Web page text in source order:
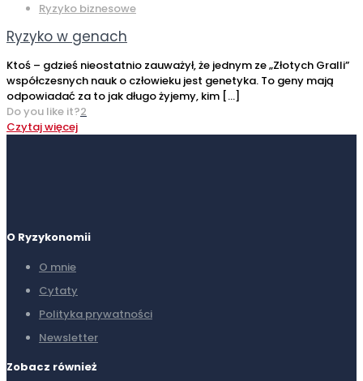
Ryzyko biznesowe
Ryzyko w genach
Ktoś – gdzieś nieostatnio zauważył, że jednym ze „Złotych Gralli”
współczesnych nauk o człowieku jest genetyka. To geny mają
odpowiadać za to jak długo żyjemy, kim […]
Do you like it?2
Czytaj więcej
O Ryzykonomii
O mnie
Cytaty
Polityka prywatności
Newsletter
Zobacz również